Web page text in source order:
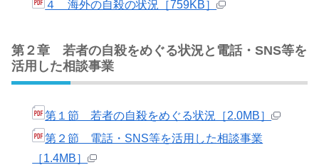
４ 海外の自殺の状況［759KB］
第２章 若者の自殺をめぐる状況と電話・SNS等を
活用した相談事業
第１節 若者の自殺をめぐる状況［2.0MB］
第２節 電話・SNS等を活用した相談事業
［1.4MB］